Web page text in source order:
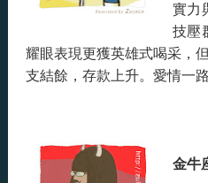
實力
技壓
耀眼表現更獲英雄式喝采，
支結餘，存款上升。愛情一
金牛